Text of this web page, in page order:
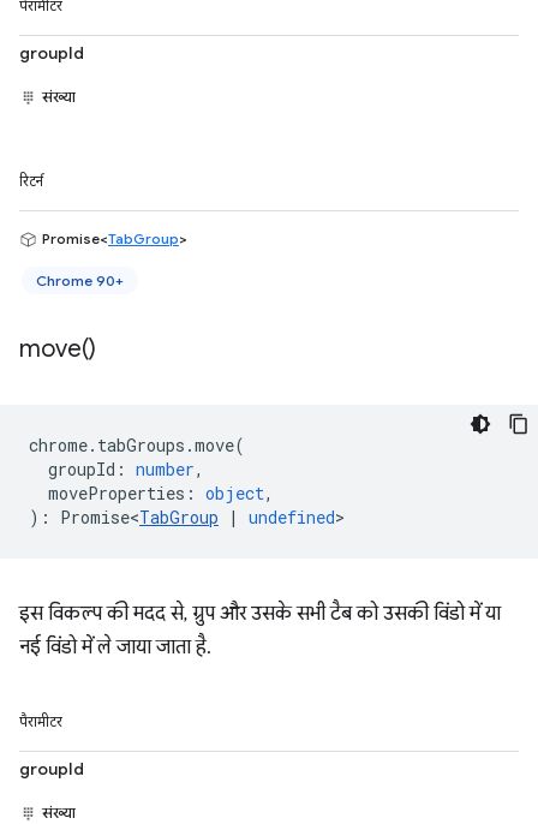
पैरामीटर
groupId
संख्या
रिटर्न
Promise<TabGroup>
Chrome 90+
move()
chrome. tabGroups .move(
groupId : number,
moveProperties : object,
) : Promise<TabGroup | undefined>
इस विकल्प की मदद से, ग्रुप और उसके सभी टैब को उसकी विंडो में या
नई विंडो में ले जाया जाता है.
पैरामीटर
groupId
संख्या